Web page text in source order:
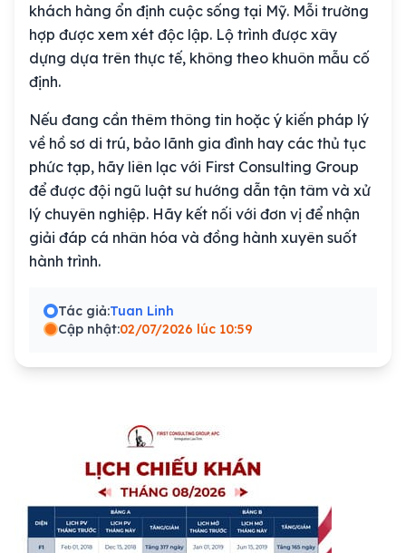
khách hàng ổn định cuộc sống tại Mỹ. Mỗi trường
hợp được xem xét độc lập. Lộ trình được xây
dựng dựa trên thực tế, không theo khuôn mẫu cố
định.
Nếu đang cần thêm thông tin hoặc ý kiến pháp lý
về hồ sơ di trú, bảo lãnh gia đình hay các thủ tục
phức tạp, hãy liên lạc với First Consulting Group
để được đội ngũ luật sư hướng dẫn tận tâm và xử
lý chuyên nghiệp. Hãy kết nối với đơn vị để nhận
giải đáp cá nhân hóa và đồng hành xuyên suốt
hành trình.
Tác giả:Tuan Linh
Cập nhật:02/07/2026 lúc 10:59